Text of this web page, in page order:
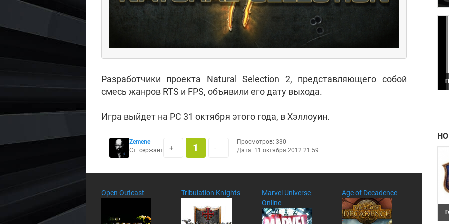
Разработчики проекта Natural Selection 2, представляющего собой
смесь жанров RTS и FPS, объявили его дату выхода.
Игра выйдет на РС 31 октября этого года, в Хэллоуин.
Zemene
Ст. сержант
+ 1 -
Просмотров: 330
Дата: 11 октября 2012 21:59
Open Outcast Tribulation Knights
Marvel Universe
Online
Age of Decadence